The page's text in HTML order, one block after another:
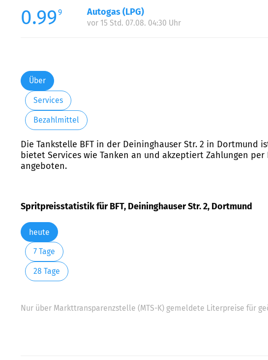
0.999 Autogas (LPG)
vor 15 Std. 07.08. 04:30 Uhr
Über
Services
Bezahlmittel
Die Tankstelle BFT in der Deininghauser Str. 2 in Dortmund
bietet Services wie Tanken an und akzeptiert Zahlungen per
angeboten.
Spritpreisstatistik für BFT, Deininghauser Str. 2, Dortmund
heute
7 Tage
28 Tage
Nur über Markttransparenzstelle (MTS-K) gemeldete Literpreise für